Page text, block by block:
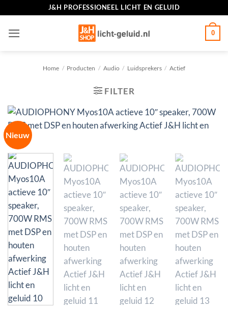
inhoud
J&H PROFESSIONEEL LICHT EN GELUID
0
Home / Producten / Audio / Luidsprekers / Actief
FILTER
Nieuw